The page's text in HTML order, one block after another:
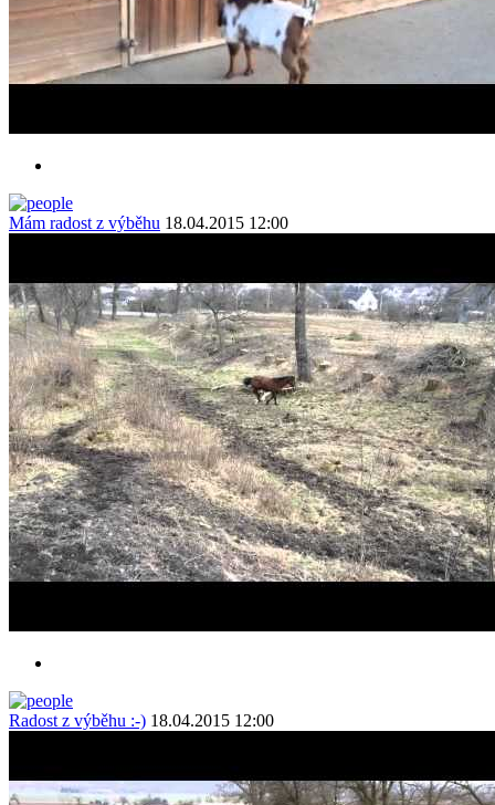
Mám radost z výběhu 18.04.2015 12:00
Radost z výběhu :-) 18.04.2015 12:00